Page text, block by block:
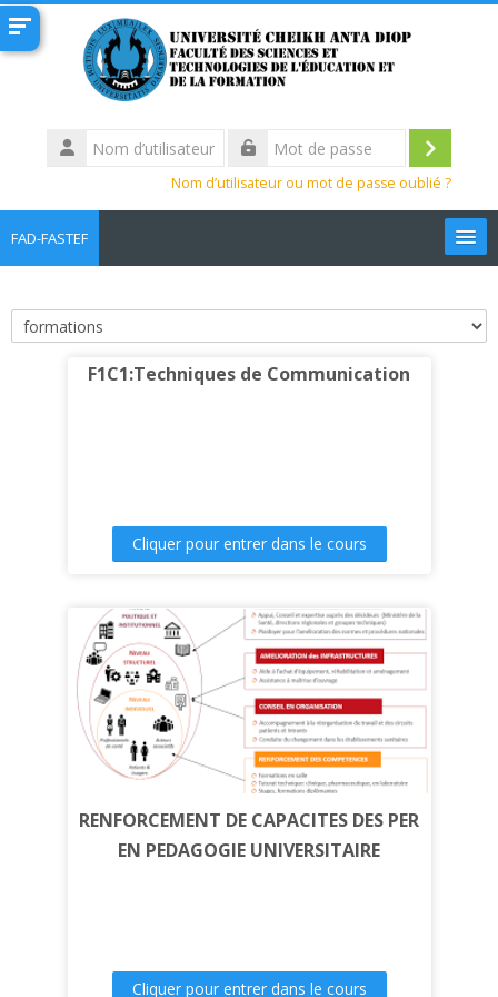
Passer au contenu principal
Nom
d’utilisateur
Nom d’utilisateur ou mot de passe oublié ?
FAD-FASTEF
cours
Catégories de cours
F1C1:Techniques de Communication
Cliquer pour entrer dans le cours
RENFORCEMENT DE CAPACITES DES PER
EN PEDAGOGIE UNIVERSITAIRE
Cliquer pour entrer dans le cours